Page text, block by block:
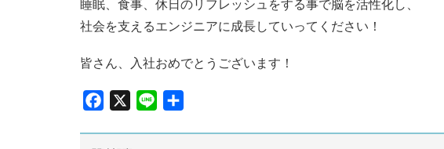
睡眠、食事、休日のリフレッシュをする事で脳を活性化し、
社会を支えるエンジニアに成長していってください！
皆さん、入社おめでとうございます！